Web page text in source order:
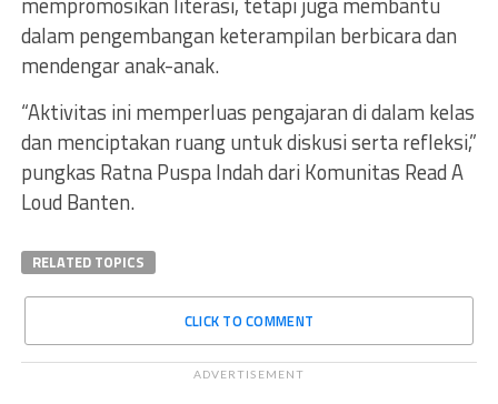
dalam pengembangan keterampilan berbicara dan
mendengar anak-anak.
“Aktivitas ini memperluas pengajaran di dalam kelas
dan menciptakan ruang untuk diskusi serta refleksi,”
pungkas Ratna Puspa Indah dari Komunitas Read A
Loud Banten.
RELATED TOPICS
CLICK TO COMMENT
ADVERTISEMENT